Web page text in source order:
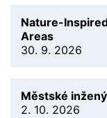
Nature-
Areas
30. 9. 2026
Městské
2. 10. 2026